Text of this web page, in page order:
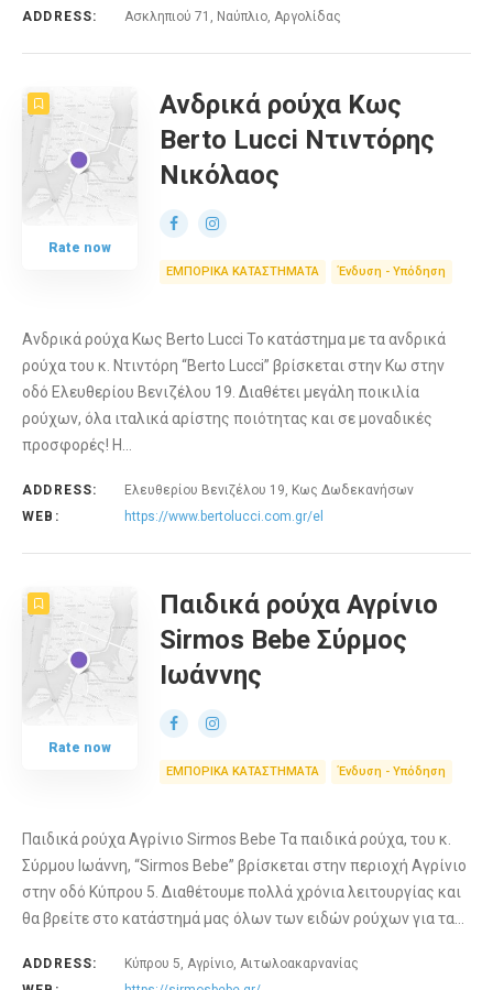
ADDRESS: Ασκληπιού 71, Ναύπλιο, Αργολίδας
Rate now
Ανδρικά ρούχα Κως
Berto Lucci Ντιντόρης
Νικόλαος
ΕΜΠΟΡΙΚΑ ΚΑΤΑΣΤΗΜΑΤΑ Ένδυση - Υπόδηση
Ανδρικά ρούχα Κως Berto Lucci Το κατάστημα με τα ανδρικά
ρούχα του κ. Ντιντόρη “Berto Lucci” βρίσκεται στην Κω στην
οδό Ελευθερίου Βενιζέλου 19. Διαθέτει μεγάλη ποικιλία
ρούχων, όλα ιταλικά αρίστης ποιότητας και σε μοναδικές
προσφορές! Η…
ADDRESS:
Ελευθερίου Βενιζέλου 19, Κως Δωδεκανήσων
WEB:
https://www.bertolucci.com.gr/el
Rate now
Παιδικά ρούχα Αγρίνιο
Sirmos Bebe Σύρμος
Ιωάννης
ΕΜΠΟΡΙΚΑ ΚΑΤΑΣΤΗΜΑΤΑ Ένδυση - Υπόδηση
Παιδικά ρούχα Αγρίνιο Sirmos Bebe Τα παιδικά ρούχα, του κ.
Σύρμου Ιωάννη, “Sirmos Bebe” βρίσκεται στην περιοχή Αγρίνιο
στην οδό Κύπρου 5. Διαθέτουμε πολλά χρόνια λειτουργίας και
θα βρείτε στο κατάστημά μας όλων των ειδών ρούχων για τα…
ADDRESS:
Κύπρου 5, Αγρίνιο, Αιτωλοακαρνανίας